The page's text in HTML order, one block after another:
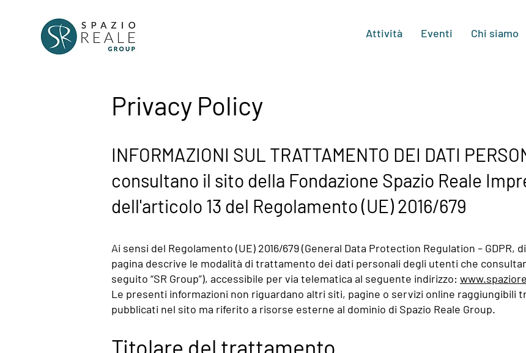
Attività Eventi Chi siamo
Privacy Policy
INFORMAZIONI SUL TRATTAMENTO DEI DATI
consultano il sito della Fondazione Spazio Reale
dell'articolo 13 del Regolamento (UE) 2016/679
Ai sensi del Regolamento (UE) 2016/679 (General Data Protection Regulation – GDPR,
pagina descrive le modalità di trattamento dei dati personali degli utenti che
seguito “SR Group”), accessibile per via telematica al seguente indirizzo:
Le presenti informazioni non riguardano altri siti, pagine o servizi online
pubblicati nel sito ma riferito a risorse esterne al dominio di Spazio Reale Group.
Titolare del trattamento